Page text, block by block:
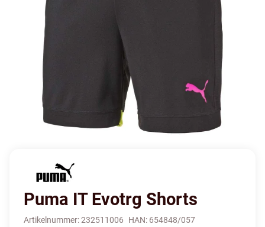
Puma IT Evotrg Shorts
Artikelnummer:232511006 HAN: 654848/057